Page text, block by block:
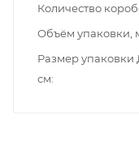
Количество
Объём упаковки,
Размер упаковки
см